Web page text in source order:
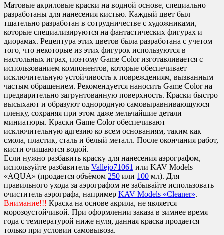
Матовые акриловые краски на водной основе, специально
разработаны для нанесения кистью. Каждый цвет был
тщательно разработан в сотрудничестве с художниками,
которые специализируются на фантастических фигурах и
диорамах. Рецептура этих цветов была разработана с учетом
того, что некоторые из этих фигурок используются в
настольных играх, поэтому Game Color изготавливается с
использованием компонентов, которые обеспечивает
исключительную устойчивость к повреждениям, вызванным
частым обращением. Рекомендуется наносить Game Color на
предварительно загрунтованную поверхность. Краски быстро
высыхают и образуют однородную самовыравнивающуюся
пленку, сохраняя при этом даже мельчайшие детали
миниатюры. Краски Game Color обеспечивают
исключительную адгезию ко всем основаниям, таким как
смола, пластик, сталь и белый металл. После окончания работ,
кисти очищаются водой.
Если нужно разбавить краску для нанесения аэрографом,
используйте разбавитель Vallejo71061 или KAV Models
«AQUA» (продается объёмом 250 или 100 мл). Для
правильного ухода за аэрографом не забывайте использовать
очиститель аэрографа, например KAV Models «Cleaner».
Внимание!!! Краска на основе акрила, не является
морозоустойчивой. При оформлении заказа в зимнее время
года с температурой ниже нуля, данная краска продается
только при условии самовывоза.